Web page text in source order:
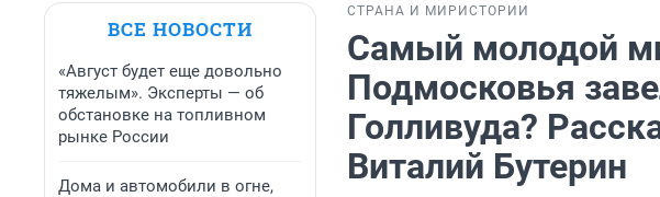
ВСЕ НОВОСТИ
«Август будет еще довольно
тяжелым». Эксперты — об
обстановке на топливном
рынке России
Дома и автомобили в огне,
СТРАНА И МИР ИСТОРИИ
Самый молодой
Подмосковья
Голливуда?
Виталий Бутерин